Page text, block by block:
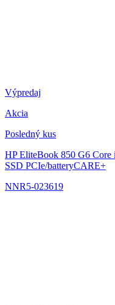
Výpredaj
Akcia
Posledný kus
HP EliteBook 850 G6 Core
SSD PCIe/batteryCARE+
NNR5-023619